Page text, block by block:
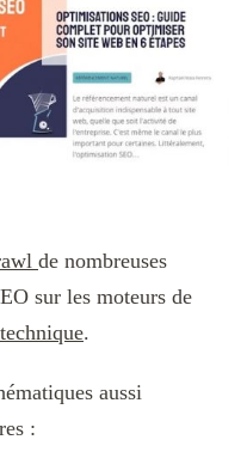
de nombreuses
sur les moteurs de
.
aussi
: